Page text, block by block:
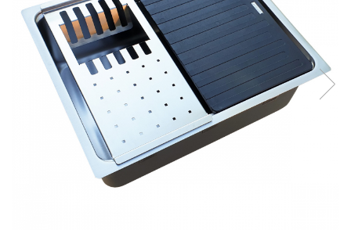
chiuvete
Accesorii chiuvete bucatarie
Gratar protectie chiuveta
Scurgator farfurii
Suporti burete
Tocatoare lemn si sticla
Sisteme de scurgere si cleme
Tavita scurgere vase/legume/fructe
Dispenser detergent
Rasnite de cafea
Roboti de bucatarie
Spumarea laptelui
Combine frigorifice
Espressoare cafea
Aparate de gatit-aragazuri
Masina de spalat vase
Seturi Electrocasnice
Termostate si senzori Livolo
Sonerii electrice
Construieste singur
Module
Panouri si rame